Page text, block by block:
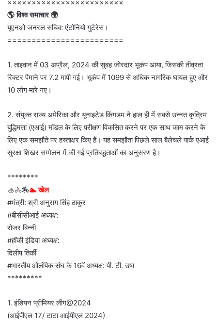
××××××××××××××××××××××××
🌎 विश्व समाचार 🌍
यूएनओ जनरल सचिव: एंटोनियो गुटेरेस।
========================
1. ताइवान में 03 अप्रैल, 2024 की सुबह जोरदार भूकंप आया, जिसकी तीव्रता
रिक्टर पैमाने पर 7.2 मापी गई। भूकंप में 1099 से अधिक नागरिक घायल हुए और
10 लोग मारे गए।
2. संयुक्त राज्य अमेरिका और यूनाइटेड किंगडम ने हाल ही में सबसे उन्नत कृत्रिम
बुद्धिमत्ता (एआई) मॉडल के लिए परीक्षण विकसित करने पर एक साथ काम करने के
लिए एक समझौते पर हस्ताक्षर किए हैं। यह समझौता पिछले साल बैलेचले पार्क एआई
सुरक्षा शिखर सम्मेलन में की गई प्रतिबद्धताओं का अनुसरण है।
********
🚣🚴🏇🏊 खेल
#मंत्री: श्री अनुराग सिंह ठाकुर
#बीसीसीआई अध्यक्ष:
रोजर बिन्नी
#हॉकी इंडिया अध्यक्ष:
दिलीप तिर्की
#भारतीय ओलंपिक संघ के 16वें अध्यक्ष: पी. टी. उषा
*********
1. इंडियन प्रीमियर लीग@2024
(आईपीएल 17/ टाटा आईपीएल 2024)